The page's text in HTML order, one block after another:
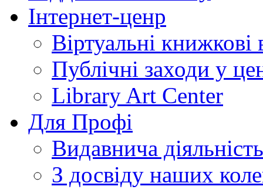
Інтернет-ценр
Віртуальні книжкові
Публічні заходи у
Library Art Center
Для Профі
Видавнича діяльність
З досвіду наших